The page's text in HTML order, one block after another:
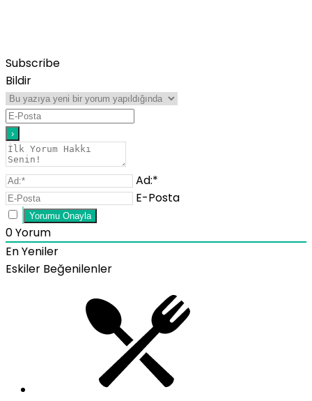
Subscribe
Bildir
Ad:*
E-Posta
0Yorum
En Yeniler
Eskiler Beğenilenler